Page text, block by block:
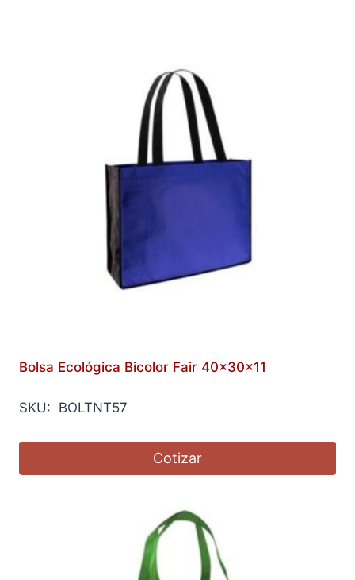
Bolsa Ecológica Bicolor Fair 40x30x11
SKU: BOLTNT57
Cotizar